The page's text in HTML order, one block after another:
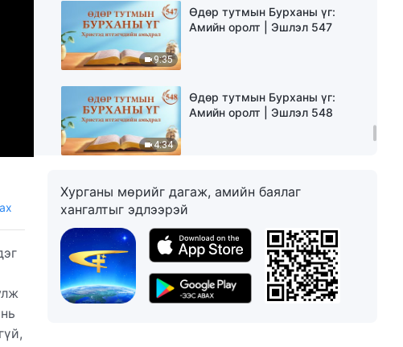
9:35
Өдөр тутмын Бурханы үг:
Амийн оролт | Эшлэл 547
4:34
Өдөр тутмын Бурханы үг:
Амийн оролт | Эшлэл 548
7:01
Амийн оролт | Эшлэл 549
Өдөр тутмын Бурханы үг:
Амийн оролт | Эшлэл 550
Хурганы мөрийг дагаж, амийн баялаг
хангалтыг эдлээрэй